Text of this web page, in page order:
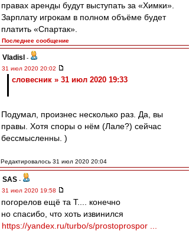
правах аренды будут выступать за «Химки».
Зарплату игрокам в полном объёме будет
платить «Спартак».
Последнее сообщение
Vladisl
-
31 июл 2020 20:02
словесник » 31 июл 2020 19:33
Подумал, произнес несколько раз. Да, вы
правы. Хотя споры о нём (Лале?) сейчас
бессмысленны. )
Редактировалось 31 июл 2020 20:04
SAS -
31 июл 2020 19:58
погорелов ещё та Т.... конечно
но спасибо, что хоть извинился
https://yandex.ru/turbo/s/prostoprospor ...